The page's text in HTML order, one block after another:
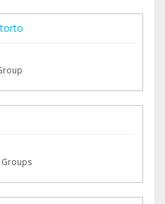
Groups